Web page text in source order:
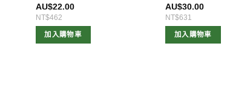
AU$22.00
NT$462
加入購物車
AU$30.00
NT$631
加入購物車